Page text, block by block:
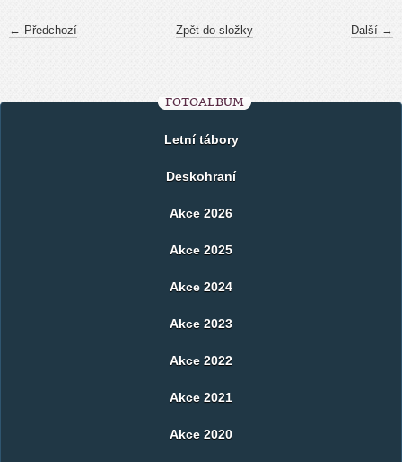
← Předchozí Další →
Zpět do složky
FOTOALBUM
Letní tábory
Deskohraní
Akce 2026
Akce 2025
Akce 2024
Akce 2023
Akce 2022
Akce 2021
Akce 2020